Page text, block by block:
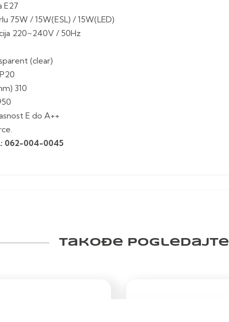
E27
75W / 15W(ESL) / 15W(LED)
220~240V / 50Hz
(clear)
310
E do A++
062-004-0045
Takođe pogledajte